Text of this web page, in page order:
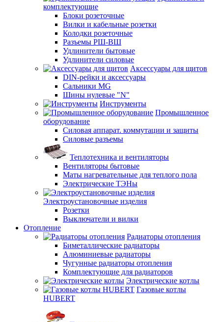
комплектующие
Блоки розеточные
Вилки и кабельные розетки
Колодки розеточные
Разъемы РШ-ВШ
Удлинители бытовые
Удлинители силовые
Аксессуары для щитов
DIN-рейки и аксессуары
Сальники MG
Шины нулевые "N"
Инструменты
Промышленное
оборудование
Силовая аппарат. коммутации и защиты
Силовые разъемы
Теплотехника и вентиляторы
Вентиляторы бытовые
Маты нагревательные для теплого пола
Электрические ТЭНы
Электроустановочные изделия
Розетки
Выключатели и вилки
Отопление
Радиаторы отопления
Биметаллические радиаторы
Алюминиевые радиаторы
Чугунные радиаторы отопления
Комплектующие для радиаторов
Электрические котлы
Газовые котлы
HUBERT